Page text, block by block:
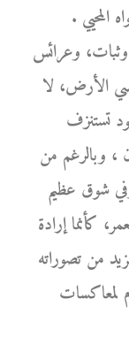
المحيي .
وثبات، وعرائس
الأرض، لا
تستنزف
، وبالرغم من
شوق عظيم
كأنما إرادة
من تصوراته
لمعاكسات